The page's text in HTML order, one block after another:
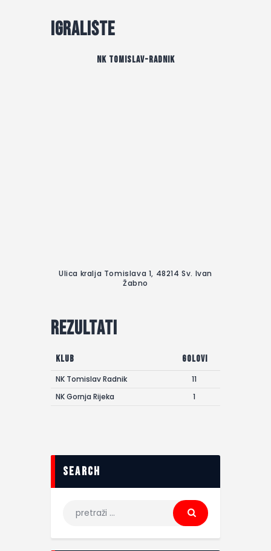
Igralište
NK Tomislav-Radnik
Ulica kralja Tomislava 1, 48214 Sv. Ivan
Žabno
Rezultati
Klub Golovi
NK Tomislav Radnik
11
NK Gornja Rijeka
1
search